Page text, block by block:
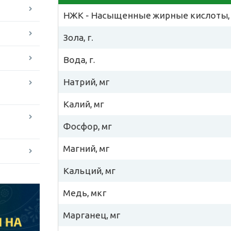
НЖК - Насыщенные жирные кислоты,
Зола, г.
Вода, г.
Натрий, мг
Калий, мг
Фосфор, мг
Магний, мг
Кальций, мг
Медь, мкг
Марганец, мг